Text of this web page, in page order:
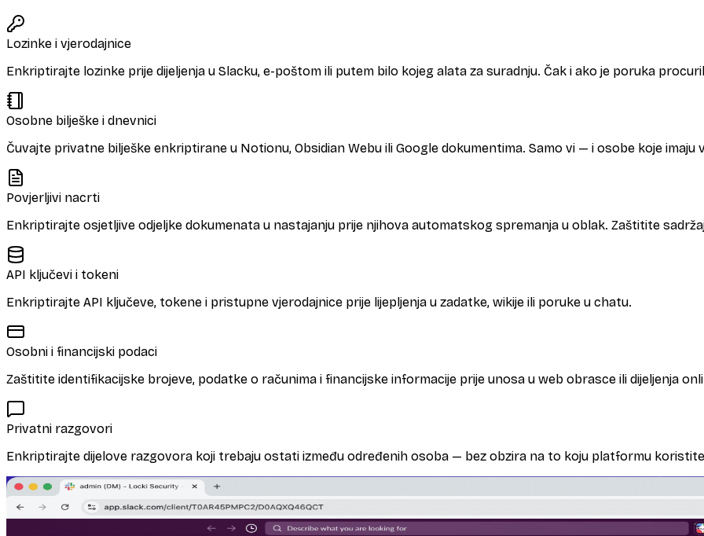
Lozinke i vjerodajnice
Enkriptirajte lozinke prije dijeljenja u Slacku, e-poštom ili putem bilo kojeg alata za suradnju. Čak i ako je poruka
Osobne bilješke i dnevnici
Čuvajte privatne bilješke enkriptirane u Notionu, Obsidian Webu ili Google dokumentima. Samo vi — i osobe koje
Povjerljivi nacrti
Enkriptirajte osjetljive odjeljke dokumenata u nastajanju prije njihova automatskog spremanja u oblak. Zaštitite
API ključevi i tokeni
Enkriptirajte API ključeve, tokene i pristupne vjerodajnice prije lijepljenja u zadatke, wikije ili poruke u chatu.
Osobni i financijski podaci
Zaštitite identifikacijske brojeve, podatke o računima i financijske informacije prije unosa u web obrasce ili dijeljenja
Privatni razgovori
Enkriptirajte dijelove razgovora koji trebaju ostati između određenih osoba — bez obzira na to koju platformu